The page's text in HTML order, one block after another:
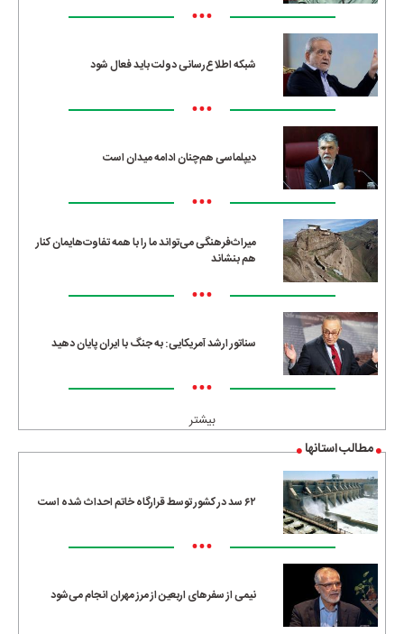
•••
شبکه اطلاع‌رسانی دولت باید فعال شود
•••
دیپلماسی هم‌چنان ادامه میدان است
•••
میراث‌فرهنگی می‌تواند ما را با همه تفاوت‌هایمان کنار
هم بنشاند
•••
سناتور ارشد آمریکایی: به جنگ با ایران پایان دهید
•••
بیشتر
مطالب استانها
۶۲ سد در کشور توسط قرارگاه خاتم احداث شده است
•••
نیمی از سفرهای اربعین از مرز مهران انجام می‌شود